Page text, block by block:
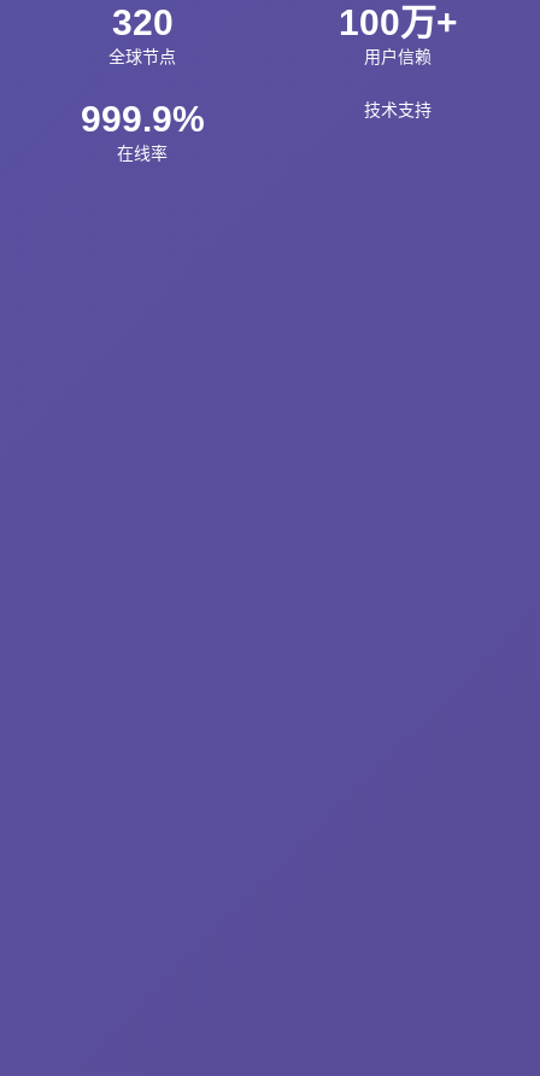
320
全球节点
100万+
用户信赖
999.9%
在线率
技术支持